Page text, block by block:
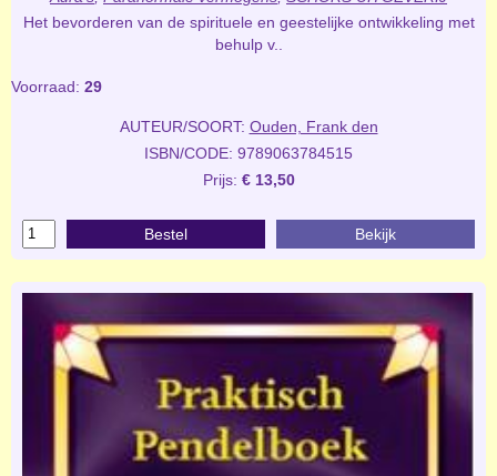
Het bevorderen van de spirituele en geestelijke ontwikkeling met
behulp v..
Voorraad: 29
AUTEUR/SOORT: Ouden, Frank den
ISBN/CODE: 9789063784515
Prijs: € 13,50
Bestel Bekijk